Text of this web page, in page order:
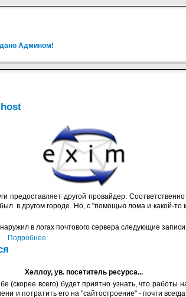
Админом!
предоставляет другой провайдер.
в другом городе. Но, с "помощью лома и какой-
в логах почтового сервера следующие
Подробнее
Хеллоу, ув. посетитель ресурса...
(скорее всего) будет приятно узнать, что
и потратить его на "сайтостроение" - почти